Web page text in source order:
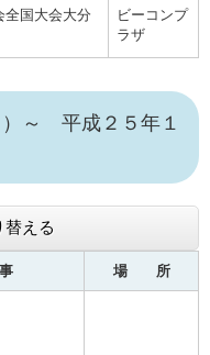
全国大会大分
ビーコンプ
ラザ
）～ 平成２５年１
替える
場 所